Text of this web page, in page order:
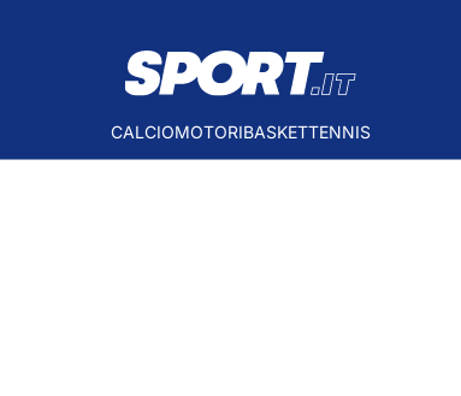
CALCIOMOTORIBASKETTENNIS